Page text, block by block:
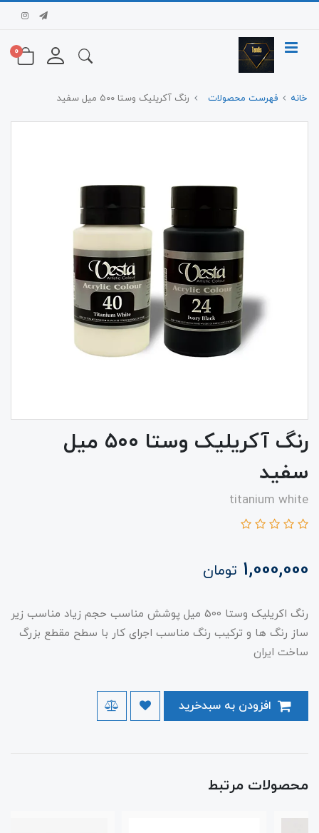
0
خانه فهرست محصولات رنگ آکریلیک وستا ۵۰۰ میل سفید
رنگ آکریلیک وستا ۵۰۰ میل
سفید
titanium white
1,000,000 تومان
رنگ اکریلیک وستا 500 میل پوشش مناسب حجم زیاد مناسب زیر
ساز رنگ ها و ترکیب رنگ مناسب اجرای کار با سطح مقطع بزرگ
ساخت ایران
محصولات مرتبط